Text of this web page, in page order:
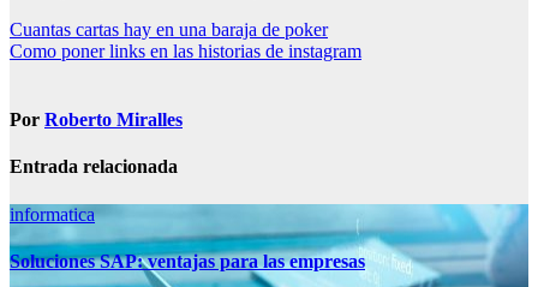
Navegación
de
Cuantas cartas hay en una baraja de poker
Como poner links en las historias de instagram
Por Roberto Miralles
Entrada relacionada
informatica
Soluciones SAP: ventajas para las empresas